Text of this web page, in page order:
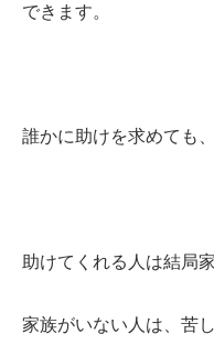
できます。
誰かに助けを求めても
助けてくれる人は結局
家族がいない人は、苦